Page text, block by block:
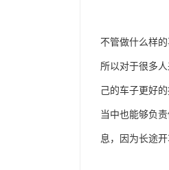
不管做什么样
所以对于很多
己的车子更好
当中也能够负
息，因为长途